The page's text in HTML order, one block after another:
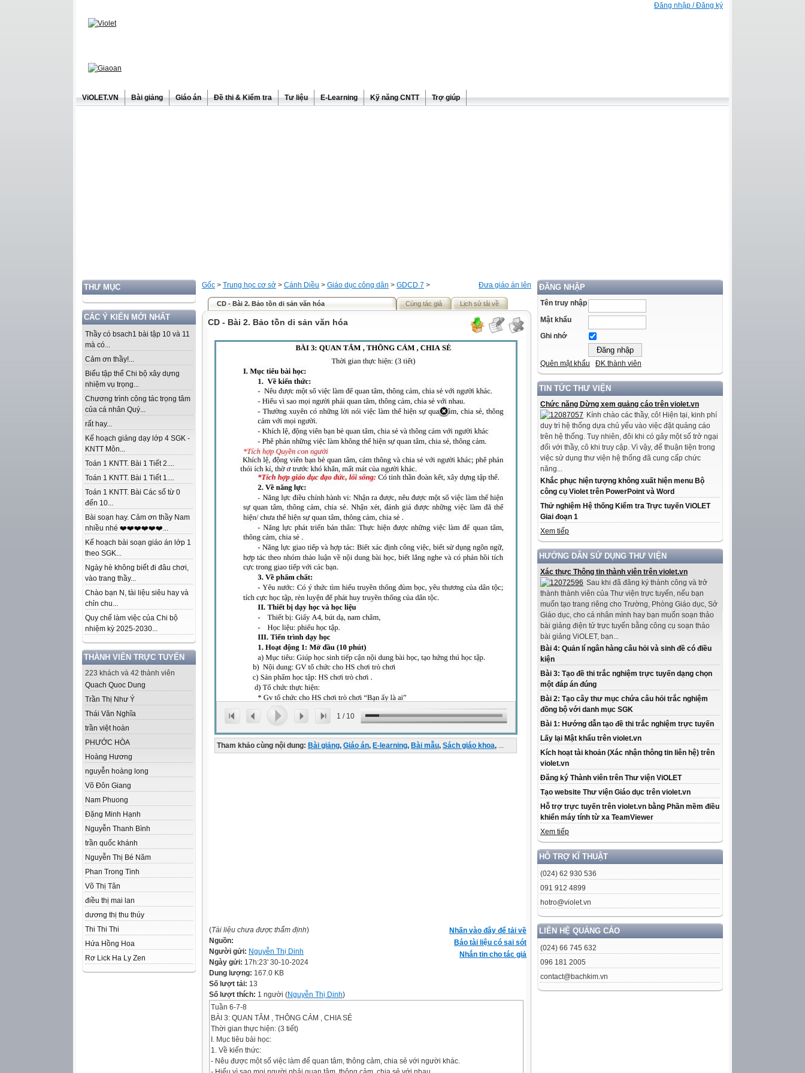
Đăng nhập / Đăng ký
ViOLET.VN Bài giảng Giáo án Đề thi & Kiểm tra Tư liệu E-Learning Kỹ năng CNTT Trợ giúp
THƯ MỤC
CÁC Ý KIẾN MỚI NHẤT
Thầy có bsach1 bài tập 10 và 11
mà có...
Cảm ơn thầy!...
Biểu tập thể Chi bộ xây dựng
nhiệm vụ trọng...
Chương trình công tác trọng tâm
của cá nhân Quý...
rất hay...
Kế hoạch giảng dạy lớp 4 SGK -
KNTT Môn...
Toán 1 KNTT. Bài 1 Tiết 2....
Toán 1 KNTT. Bài 1 Tiết 1....
Toán 1 KNTT. Bài Các số từ 0
đến 10...
Bài soạn hay. Cảm ơn thầy Nam
nhiều nhé ❤️❤️❤️❤️❤️❤️...
Kế hoạch bài soạn giáo án lớp 1
theo SGK...
Ngày hè không biết đi đâu chơi,
vào trang thầy...
Chào bạn N, tài liệu siêu hay và
chỉn chu...
Quy chế làm việc của Chi bộ
nhiệm kỳ 2025-2030...
THÀNH VIÊN TRỰC TUYẾN
223 khách và 42 thành viên
Quach Quoc Dung
Trần Thị Như Ý
Thái Văn Nghĩa
trần việt hoàn
PHƯỚC HÒA
Hoàng Hương
nguyễn hoàng long
Võ Đôn Giang
Nam Phuong
Đặng Minh Hạnh
Nguyễn Thanh Bình
trần quốc khánh
Nguyễn Thị Bé Năm
Phan Trong Tinh
Võ Thị Tân
điều thị mai lan
dương thị thu thúy
Thi Thi Thi
Hứa Hồng Hoa
Rơ Lick Ha Ly Zen
ĐĂNG NHẬP
Tên truy nhập
Mật khẩu
Ghi nhớ
Quên mật khẩu ĐK thành viên
TIN TỨC THƯ VIỆN
Chức năng Dừng xem quảng cáo trên violet.vn
Kính chào các thầy, cô! Hiện tại, kinh phí
duy trì hệ thống dựa chủ yếu vào việc đặt quảng cáo
trên hệ thống. Tuy nhiên, đôi khi có gây một số trở ngại
đối với thầy, cô khi truy cập. Vì vậy, để thuận tiện trong
việc sử dụng thư viện hệ thống đã cung cấp chức
năng...
Khắc phục hiện tượng không xuất hiện menu Bộ
công cụ Violet trên PowerPoint và Word
Thử nghiệm Hệ thống Kiểm tra Trực tuyến ViOLET
Giai đoạn 1
Xem tiếp
HƯỚNG DẪN SỬ DỤNG THƯ VIỆN
Xác thực Thông tin thành viên trên violet.vn
Sau khi đã đăng ký thành công và trở
thành thành viên của Thư viện trực tuyến, nếu bạn
muốn tạo trang riêng cho Trường, Phòng Giáo dục, Sở
Giáo dục, cho cá nhân mình hay bạn muốn soạn thảo
bài giảng điện tử trực tuyến bằng công cụ soạn thảo
bài giảng ViOLET, bạn...
Bài 4: Quản lí ngân hàng câu hỏi và sinh đề có điều
kiện
Bài 3: Tạo đề thi trắc nghiệm trực tuyến dạng chọn
một đáp án đúng
Bài 2: Tạo cây thư mục chứa câu hỏi trắc nghiệm
đồng bộ với danh mục SGK
Bài 1: Hướng dẫn tạo đề thi trắc nghiệm trực tuyến
Lấy lại Mật khẩu trên violet.vn
Kích hoạt tài khoản (Xác nhận thông tin liên hệ) trên
violet.vn
Đăng ký Thành viên trên Thư viện ViOLET
Tạo website Thư viện Giáo dục trên violet.vn
Hỗ trợ trực tuyến trên violet.vn bằng Phần mềm điều
khiển máy tính từ xa TeamViewer
Xem tiếp
HỖ TRỢ KĨ THUẬT
(024) 62 930 536
091 912 4899
hotro@violet.vn
LIÊN HỆ QUẢNG CÁO
(024) 66 745 632
096 181 2005
contact@bachkim.vn
Đưa giáo án lên
Gốc > Trung học cơ sở > Cánh Diều > Giáo dục công dân > GDCD 7 >
CD - Bài 2. Bảo tồn di sản văn hóa Cùng tác giả Lịch sử tải về
CD - Bài 2. Bảo tồn di sản văn hóa
1 / 10
Tham khảo cùng nội dung: Bài giảng, Giáo án, E-learning, Bài mẫu, Sách giáo khoa, ...
Nhấn vào đây để tải về
Báo tài liệu có sai sót
Nhắn tin cho tác giả
(Tài liệu chưa được thẩm định)
Nguồn:
Người gửi: Nguyễn Thị Dinh
Ngày gửi: 17h:23' 30-10-2024
Dung lượng: 167.0 KB
Số lượt tải: 13
Số lượt thích: 1 người (Nguyễn Thị Dinh)
Tuần 6-7-8
BÀI 3: QUAN TÂM , THÔNG CẢM , CHIA SẺ
Thời gian thực hiện: (3 tiết)
I. Mục tiêu bài học:
1. Về kiến thức:
- Nêu được một số việc làm để quan tâm, thông cảm, chia sẻ với người khác.